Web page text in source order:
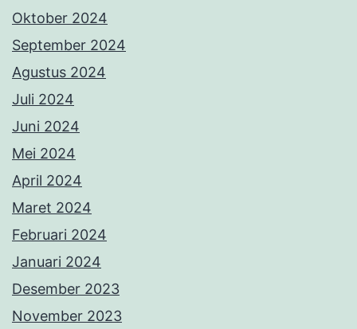
Oktober 2024
September 2024
Agustus 2024
Juli 2024
Juni 2024
Mei 2024
April 2024
Maret 2024
Februari 2024
Januari 2024
Desember 2023
November 2023